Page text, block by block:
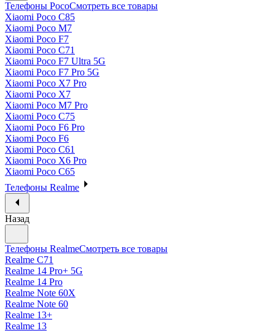
Телефоны PocoСмотреть все товары
Xiaomi Poco C85
Xiaomi Poco M7
Xiaomi Poco F7
Xiaomi Poco C71
Xiaomi Poco F7 Ultra 5G
Xiaomi Poco F7 Pro 5G
Xiaomi Poco X7 Pro
Xiaomi Poco X7
Xiaomi Poco M7 Pro
Xiaomi Poco C75
Xiaomi Poco F6 Pro
Xiaomi Poco F6
Xiaomi Poco C61
Xiaomi Poco X6 Pro
Xiaomi Poco C65
Телефоны Realme
Назад
Телефоны RealmeСмотреть все товары
Realme C71
Realme 14 Pro+ 5G
Realme 14 Pro
Realme Note 60X
Realme Note 60
Realme 13+
Realme 13